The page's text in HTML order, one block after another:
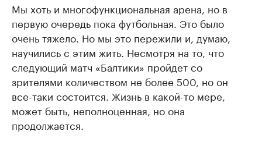
Мы хоть и многофункциональная арена, но в
первую очередь пока футбольная. Это было
очень тяжело. Но мы это пережили и, думаю,
научились с этим жить. Несмотря на то, что
следующий матч «Балтики» пройдет со
зрителями количеством не более 500, но он
все-таки состоится. Жизнь в какой-то мере,
может быть, неполноценная, но она
продолжается.